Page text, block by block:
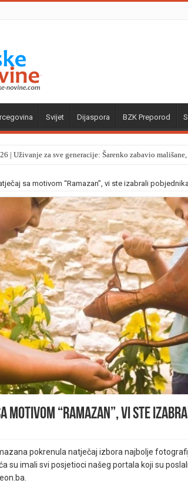
Svijet Dijaspora BZK Preporod
| Uživanje za sve generacije: Šarenko zabavio
sa motivom “Ramazan”, vi ste izabrali pobjednika
motivom “Ramazan”, vi ste
pokrenula natječaj izbora najbolje
su imali svi posjetioci našeg portala koji su